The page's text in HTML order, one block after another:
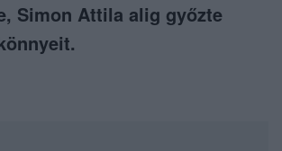
Simon Attila alig győzte